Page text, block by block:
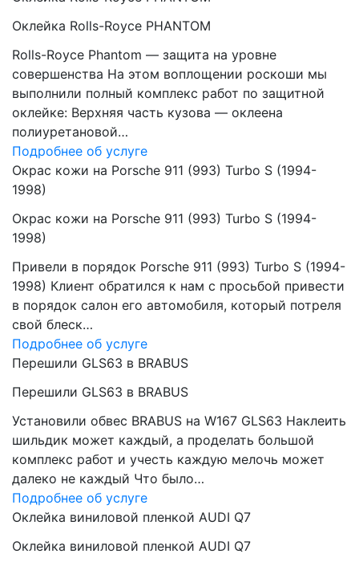
Оклейка Rolls-Royce PHANTOM
Rolls-Royce Phantom — защита на уровне
совершенства На этом воплощении роскоши мы
выполнили полный комплекс работ по защитной
оклейке: Верхняя часть кузова — оклеена
полиуретановой…
Подробнее об услуге
Окрас кожи на Porsche 911 (993) Turbo S (1994-
1998)
Окрас кожи на Porsche 911 (993) Turbo S (1994-
1998)
Привели в порядок Porsche 911 (993) Turbo S (1994-
1998) Клиент обратился к нам с просьбой привести
в порядок салон его автомобиля, который потреля
свой блеск…
Подробнее об услуге
Перешили GLS63 в BRABUS
Перешили GLS63 в BRABUS
Установили обвес BRABUS на W167 GLS63 Наклеить
шильдик может каждый, а проделать большой
комплекс работ и учесть каждую мелочь может
далеко не каждый Что было…
Подробнее об услуге
Оклейка виниловой пленкой AUDI Q7
Оклейка виниловой пленкой AUDI Q7